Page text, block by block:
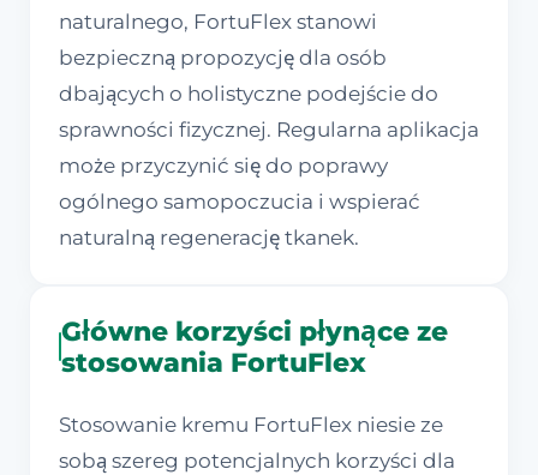
naturalnego, FortuFlex stanowi
bezpieczną propozycję dla osób
dbających o holistyczne podejście do
sprawności fizycznej. Regularna aplikacja
może przyczynić się do poprawy
ogólnego samopoczucia i wspierać
naturalną regenerację tkanek.
Główne korzyści płynące ze
stosowania FortuFlex
Stosowanie kremu FortuFlex niesie ze
sobą szereg potencjalnych korzyści dla